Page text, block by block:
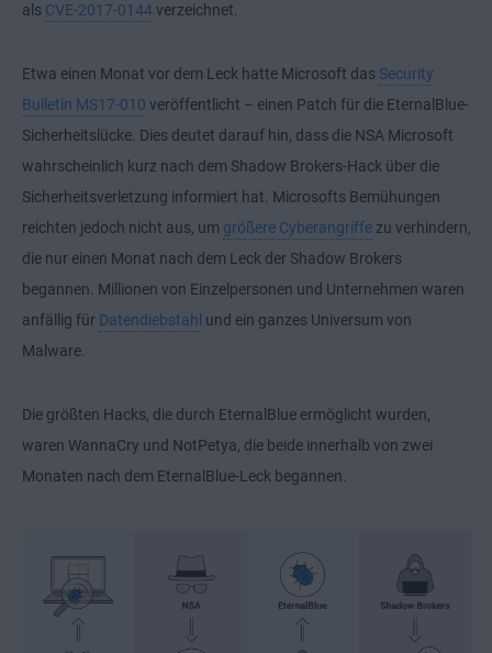
als CVE-2017-0144verzeichnet.
Etwa einen Monat vor dem Leck hatte Microsoft das Security
Bulletin MS17-010 veröffentlicht – einen Patch für die EternalBlue-
Sicherheitslücke. Dies deutet darauf hin, dass die NSA Microsoft
wahrscheinlich kurz nach dem Shadow Brokers-Hack über die
Sicherheitsverletzung informiert hat. Microsofts Bemühungen
reichten jedoch nicht aus, um größere Cyberangriffe zu verhindern,
die nur einen Monat nach dem Leck der Shadow Brokers
begannen. Millionen von Einzelpersonen und Unternehmen waren
anfällig für Datendiebstahl und ein ganzes Universum von
Malware.
Die größten Hacks, die durch EternalBlue ermöglicht wurden,
waren WannaCry und NotPetya, die beide innerhalb von zwei
Monaten nach dem EternalBlue-Leck begannen.